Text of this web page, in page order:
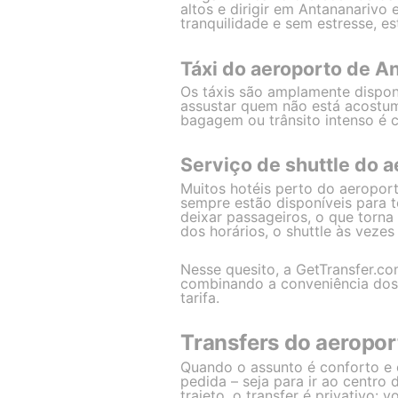
altos e dirigir em Antananarivo
tranquilidade e sem estresse,
Táxi do aeroporto de
Os táxis são amplamente
assustar quem não está
bagagem ou trânsito intenso é
Serviço de shuttle do
Muitos hotéis perto do
sempre estão disponíveis para
deixar passageiros, o que
dos horários, o shuttle às
Nesse quesito, a
combinando a conveniência
tarifa.
Transfers do
Quando o assunto é conforto
pedida – seja para ir ao centro